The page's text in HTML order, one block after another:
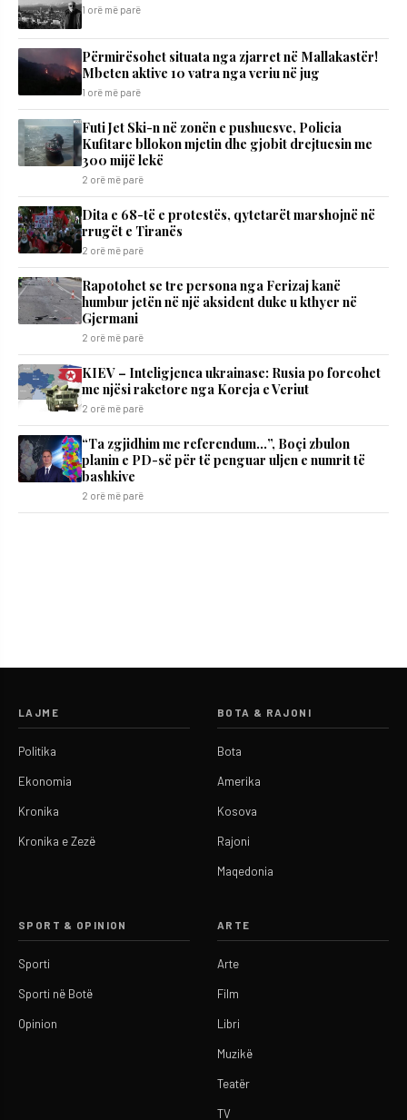
1 orë më parë
Përmirësohet situata nga zjarret në Mallakastër!
Mbeten aktive 10 vatra nga veriu në jug
1 orë më parë
Futi Jet Ski-n në zonën e pushuesve, Policia
Kufitare bllokon mjetin dhe gjobit drejtuesin me
300 mijë lekë
2 orë më parë
Dita e 68-të e protestës, qytetarët marshojnë në
rrugët e Tiranës
2 orë më parë
Rapotohet se tre persona nga Ferizaj kanë
humbur jetën në një aksident duke u kthyer në
Gjermani
2 orë më parë
KIEV – Inteligjenca ukrainase: Rusia po forcohet
me njësi raketore nga Koreja e Veriut
2 orë më parë
“Ta zgjidhim me referendum…”, Boçi zbulon
planin e PD-së për të penguar uljen e numrit të
bashkive
2 orë më parë
LAJME
Politika
Ekonomia
Kronika
Kronika e Zezë
BOTA & RAJONI
Bota
Amerika
Kosova
Rajoni
Maqedonia
SPORT & OPINION
Sporti
Sporti në Botë
Opinion
ARTE
Arte
Film
Libri
Muzikë
Teatër
TV